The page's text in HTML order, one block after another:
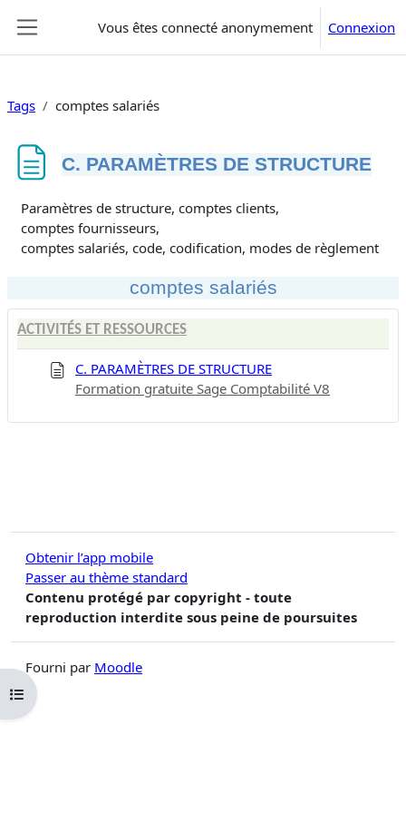
Vous êtes connecté anonymement Connexion
Ouvrir l’index du cours
Tags comptes salariés
C. PARAMÈTRES DE STRUCTURE
Conditions d’achèvement
Paramètres de structure, comptes clients,
comptes fournisseurs,
comptes salariés, code, codification, modes de règlement
comptes salariés
ACTIVITÉS ET RESSOURCES
C. PARAMÈTRES DE STRUCTURE
Formation gratuite Sage Comptabilité V8
Obtenir l’app mobile
Passer au thème standard
Contenu protégé par copyright - toute
reproduction interdite sous peine de poursuites
Fourni par Moodle